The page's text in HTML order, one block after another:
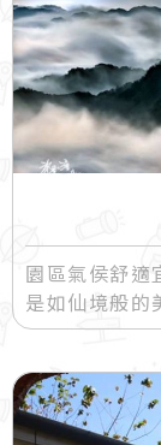
園區氣侯舒適
是如仙境般的